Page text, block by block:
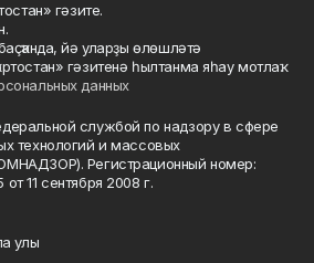
гәзите.
йә уларҙы өлөшләтә
гәзитенә һылтанма яһау мотлаҡ.
данных
службой по надзору в сфере
технологий и массовых
Регистрационный номер:
11 сентября 2008 г.
улы